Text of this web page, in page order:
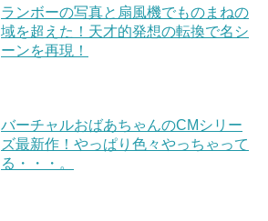
ランボーの写真と扇風機でものまねの
域を超えた！天才的発想の転換で名シ
ーンを再現！
バーチャルおばあちゃんのCMシリー
ズ最新作！やっぱり色々やっちゃって
る・・・。